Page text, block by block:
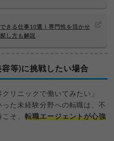
きる仕事10選！専門性を活かせ
し方も解説
等)に挑戦したい場合
リニックで働いてみたい」
った未経験分野への転職は、不
そ、 転職エージェントが心強